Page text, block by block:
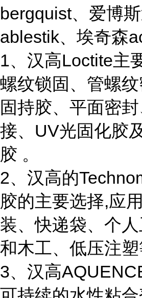
bergquist、爱博
ablestik、埃奇森
1、汉高Loctite主
螺纹锁固、管螺
固持胶、平面密
接、UV光固化胶
胶 。
2、汉高的
胶的主要选择,应
装、快递袋、个
和木工、低压注塑
3、汉高